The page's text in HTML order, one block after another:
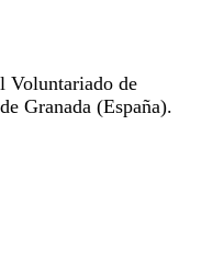
Voluntariado de
Granada (España).